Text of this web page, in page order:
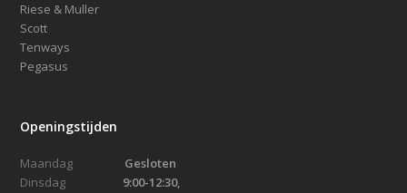
Riese & Muller
Scott
Tenways
Pegasus
Openingstijden
Maandag Gesloten
Dinsdag 9:00-12:30,